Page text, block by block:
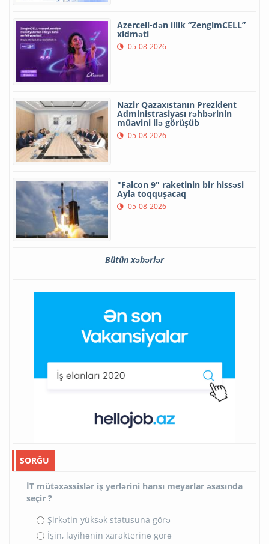
Azercell-dən illik “ZengimCELL”
xidməti
05-08-2026
Nazir Qazaxıstanın Prezident
Administrasiyası rəhbərinin
müavini ilə görüşüb
05-08-2026
"Falcon 9" raketinin bir hissəsi
Ayla toqquşacaq
05-08-2026
Bütün xəbərlər
SORĞU
İT mütəxəssislər iş yerlərini hansı meyarlar əsasında
seçir ?
Şirkətin yüksək statusuna görə
İşin, layihənin xarakterinə görə